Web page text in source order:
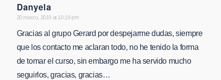
Danyela
says:
20 marzo, 2019 at 10:19 pm
Gracias al grupo Gerard por despejarme dudas, siempre
que los contacto me aclaran todo, no he tenido la forma
de tomar el curso, sin embargo me ha servido mucho
seguirlos, gracias, gracias…